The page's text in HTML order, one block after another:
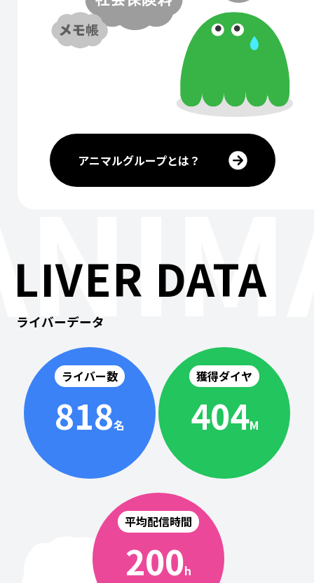
アニマルグループとは？
LIVER DATA
ライバーデータ
ライバー数
818名
獲得ダイヤ
404M
平均配信時間
200h